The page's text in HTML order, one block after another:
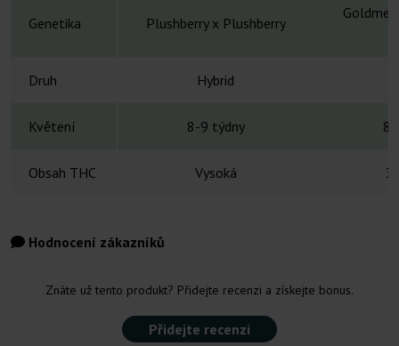
Genetika Plushberry x Plushberry
Druh Hybrid
Květení 8-9 týdny
Obsah THC Vysoká
Hodnocení zákazníků
Znáte už tento produkt? Přidejte recenzi a získejte bonus.
Přidejte recenzi